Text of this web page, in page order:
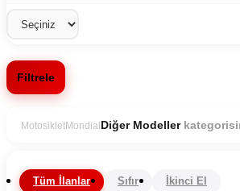
Filtrele
MotosikletMondial Diğer Modeller
Tüm İlanlar Sıfır İkinci El